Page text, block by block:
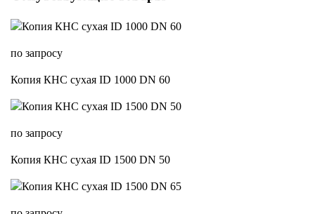
по запросу
Копия КНС сухая ID 1000 DN 60
по запросу
Копия КНС сухая ID 1500 DN 50